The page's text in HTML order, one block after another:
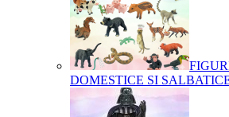
DOMESTICE SI